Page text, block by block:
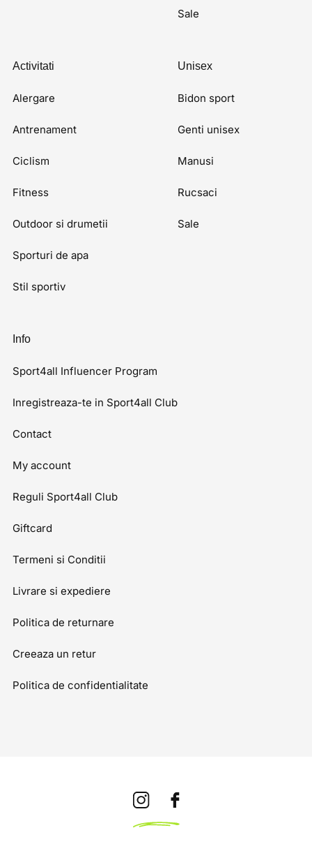
Sale
Activitati
Alergare
Antrenament
Ciclism
Fitness
Outdoor si drumetii
Sporturi de apa
Stil sportiv
Unisex
Bidon sport
Genti unisex
Manusi
Rucsaci
Sale
Info
Sport4all Influencer Program
Inregistreaza-te in Sport4all Club
Contact
My account
Reguli Sport4all Club
Giftcard
Termeni si Conditii
Livrare si expediere
Politica de returnare
Creeaza un retur
Politica de confidentialitate